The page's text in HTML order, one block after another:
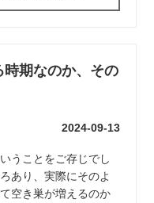
期なのか、その
2024-09-13
うことをご存じでし
あり、実際にそのよ
空き巣が増えるのか